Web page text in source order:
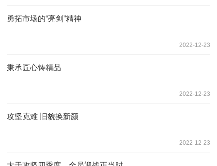
勇拓市场的“亮剑”精神
2022-12-23
秉承匠心铸精品
2022-12-23
攻坚克难 旧貌换新颜
2022-12-23